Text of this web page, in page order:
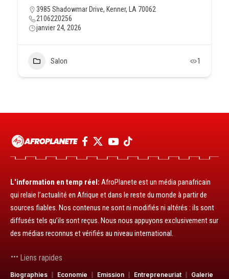
3985 Shadowmar Drive, Kenner, LA 70062
2106220256
janvier 24, 2026
Salon 1
L'information en temp réel: AfroPlanete est un média panafricain
qui relaie l’actualité en Afrique et dans le reste du monde à partir de
sources fiables. Nos contenus ne sont ni modifiés ni altérés : ils sont
diffusés tels qu’ils sont reçus. Nous nous appuyons exclusivement sur
des médias reconnus et vérifiés au niveau international.
Liens rapides
Biographies Economie Emission Entrepreneuriat Galerie